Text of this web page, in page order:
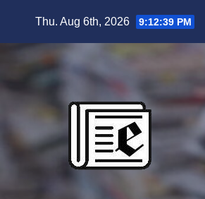
Thu. Aug 6th, 2026 9:12:41 PM